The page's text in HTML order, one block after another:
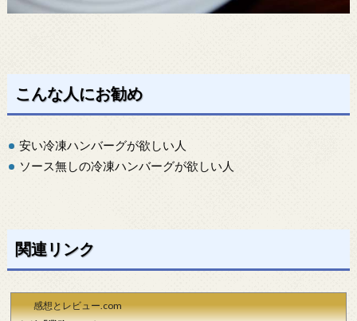
こんな人にお勧め
安い冷凍ハンバーグが欲しい人
ソース無しの冷凍ハンバーグが欲しい人
関連リンク
感想とレビュー.com